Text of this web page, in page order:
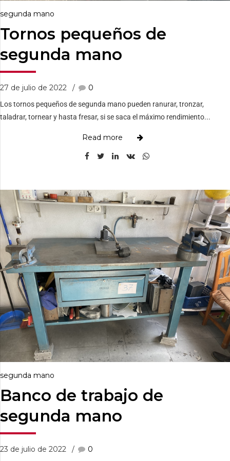
segunda mano
Tornos pequeños de
segunda mano
27 de julio de 2022 0
Los tornos pequeños de segunda mano pueden ranurar, tronzar,
taladrar, tornear y hasta fresar, si se saca el máximo rendimiento...
Read more
segunda mano
Banco de trabajo de
segunda mano
23 de julio de 2022 0